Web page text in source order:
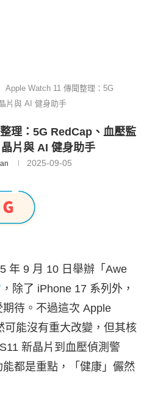
Apple Watch 11 傳聞整理：5G
片與 AI 健身助手
理：5G RedCap、血壓監
片與 AI 健身助手
2025-09-05
年 9 月 10 日舉辦「Awe
，除了 iPhone 17 系列外，
待。不過這次 Apple
可能沒有重大改變，但其核
新晶片到血壓偵測警
都是重點，「健康」儼然